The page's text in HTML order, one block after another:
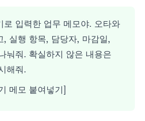
로 입력한 업무 메모야. 오타와
, 실행 항목, 담당자, 마감일,
눠줘. 확실하지 않은 내용은
해줘.
메모 붙여넣기]